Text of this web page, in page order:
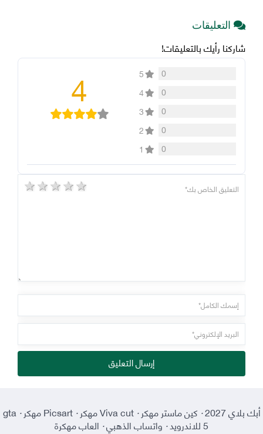
التعليقات
شاركنا رأيك بالتعليقات!
0
5
0
4
0
3
0
2
0
1
4
5 stars 4 stars 3 stars 2 stars 1 star
إرسال التعليق
أبك بلاي 2027 · كين ماستر مهكر·Viva cut مهكر ·Picsart مهكر ·
gta
5 للاندرويد ·واتساب الذهبي· العاب مهكرة